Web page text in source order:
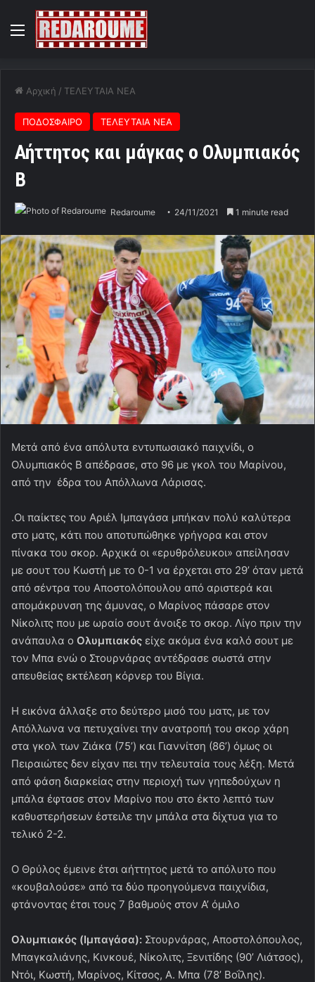
Menu
Αρχική / ΤΕΛΕΥΤΑΙΑ ΝΕΑ
ΠΟΔΟΣΦΑΙΡΟ ΤΕΛΕΥΤΑΙΑ ΝΕΑ
Αήττητος και μάγκας ο Ολυμπιακός
Β
Redaroume 24/11/2021 1 minute read
Μετά από ένα απόλυτα εντυπωσιακό παιχνίδι, ο
Ολυμπιακός Β απέδρασε, στο 96 με γκολ του Μαρίνου,
από την έδρα του Απόλλωνα Λάρισας.
.Οι παίκτες του Αριέλ Ιμπαγάσα μπήκαν πολύ καλύτερα
στο ματς, κάτι που αποτυπώθηκε γρήγορα και στον
πίνακα του σκορ. Αρχικά οι «ερυθρόλευκοι» απείλησαν
με σουτ του Κωστή με το 0-1 να έρχεται στο 29’ όταν μετά
από σέντρα του Αποστολόπουλου από αριστερά και
απομάκρυνση της άμυνας, ο Μαρίνος πάσαρε στον
Νίκολιτς που με ωραίο σουτ άνοιξε το σκορ. Λίγο πριν την
ανάπαυλα ο Ολυμπιακός είχε ακόμα ένα καλό σουτ με
τον Μπα ενώ ο Στουρνάρας αντέδρασε σωστά στην
απευθείας εκτέλεση κόρνερ του Βίγια.
Η εικόνα άλλαξε στο δεύτερο μισό του ματς, με τον
Απόλλωνα να πετυχαίνει την ανατροπή του σκορ χάρη
στα γκολ των Ζιάκα (75’) και Γιαννίτση (86’) όμως οι
Πειραιώτες δεν είχαν πει την τελευταία τους λέξη. Μετά
από φάση διαρκείας στην περιοχή των γηπεδούχων η
μπάλα έφτασε στον Μαρίνο που στο έκτο λεπτό των
καθυστερήσεων έστειλε την μπάλα στα δίχτυα για το
τελικό 2-2.
Ο Θρύλος έμεινε έτσι αήττητος μετά το απόλυτο που
«κουβαλούσε» από τα δύο προηγούμενα παιχνίδια,
φτάνοντας έτσι τους 7 βαθμούς στον Α’ όμιλο
Ολυμπιακός (Ιμπαγάσα): Στουρνάρας, Αποστολόπουλος,
Μπαγκαλιάνης, Κινκουέ, Νίκολιτς, Ξενιτίδης (90’ Λιάτσος),
Ντόι, Κωστή, Μαρίνος, Κίτσος, Α. Μπα (78’ Βοΐλης).